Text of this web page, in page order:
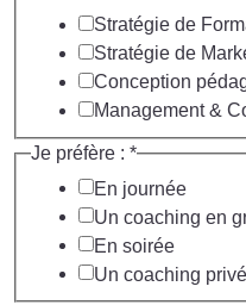
Stratégie de
Stratégie de
Conception
Management &
Je préfère : *
En journée
Un coaching en
En soirée
Un coaching privé